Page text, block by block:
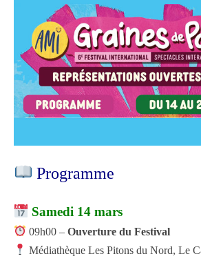
Programme
Samedi 14 mars
09h00 –Ouverture du Festival
Médiathèque Les Pitons du Nord,Le